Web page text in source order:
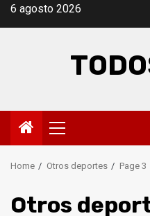
Skip6 agosto 2026
Primary
Menu
Home Otros deportes Page 3
Otros